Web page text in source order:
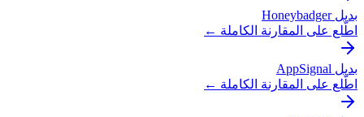
بديل Honeybadger
اطّلع على المقارنة الكاملة ←
بديل AppSignal
اطّلع على المقارنة الكاملة ←